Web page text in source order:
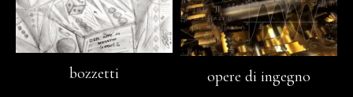
bozzetti opere di ingegno